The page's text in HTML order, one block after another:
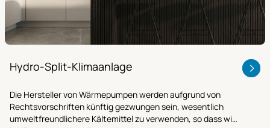
Hydro-Split-Klimaanlage
Die Hersteller von Wärmepumpen werden aufgrund von
Rechtsvorschriften künftig gezwungen sein, wesentlich
umweltfreundlichere Kältemittel zu verwenden, so dass wir